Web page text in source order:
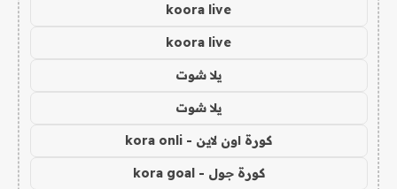
koora live
koora live
يلا شوت
يلا شوت
كورة اون لاين - kora onli
كورة جول - kora goal